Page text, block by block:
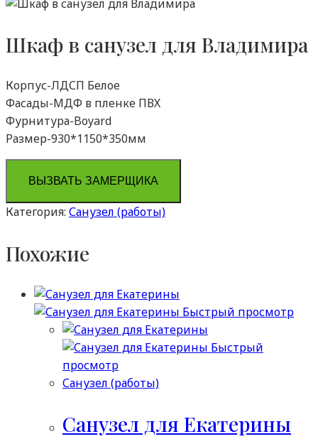
Шкаф в санузел для Владимира
Корпус-ЛДСП Белое
Фасады-МДФ в пленке ПВХ
Фурнитура-Boyard
Размер-930*1150*350мм
ВЫЗВАТЬ ЗАМЕРЩИКА
Категория: Санузел (работы)
Похожие
Быстрый просмотр
Быстрый
просмотр
Санузел (работы)
Санузел для Екатерины